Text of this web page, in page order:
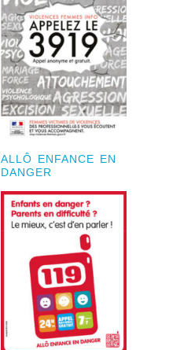
ALLÔ ENFANCE EN
DANGER